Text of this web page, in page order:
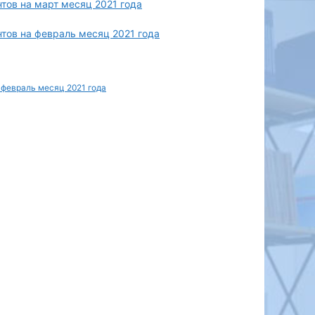
на март месяц 2021 года
на февраль месяц 2021 года
месяц 2021 года